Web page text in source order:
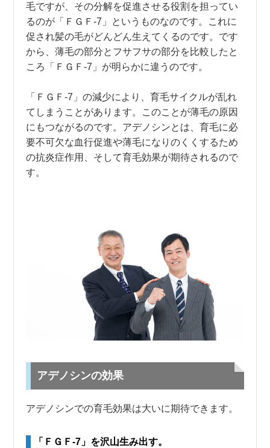
毛ですが、その分解を促進させる役割を担ってい
るのが「ＦＧＦ-7」というものなのです。これに
促され髪の毛がどんどん生えてくるのです。です
から、薄毛の部分とフサフサの部分を比較したと
ころ「ＦＧＦ-7」が明らかに違うのです。
「ＦＧＦ-7」の減少により、育毛サイクルが乱れ
てしまうことがあります。このことが薄毛の原因
にもつながるのです。アデノシンとは、育毛に必
要不可欠な血行促進や薄毛になりのくくするため
の抗炎症作用、そして育毛効果が期待されるので
す。
アデノシンの効果
アデノシンでの育毛効果は大いに期待できます。
「ＦＧＦ-7」を沢山生み出す。